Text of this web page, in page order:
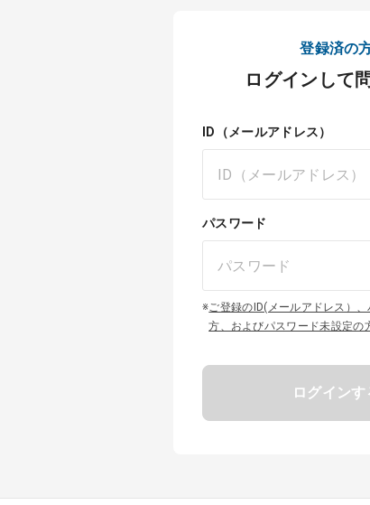
登録済の
ログインして
ID（メールアドレス）
パスワード
※ご登録のID(メールアドレス）
方、およびパスワード未設定の
ログインす